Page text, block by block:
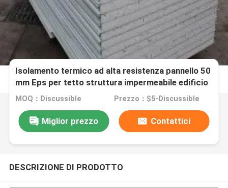
Isolamento termico ad alta resistenza pannello 50
mm Eps per tetto struttura impermeabile edificio
MOQ：Discussible Prezzo：$5-Discussible
Miglior prezzo Contattici
DESCRIZIONE DI PRODOTTO